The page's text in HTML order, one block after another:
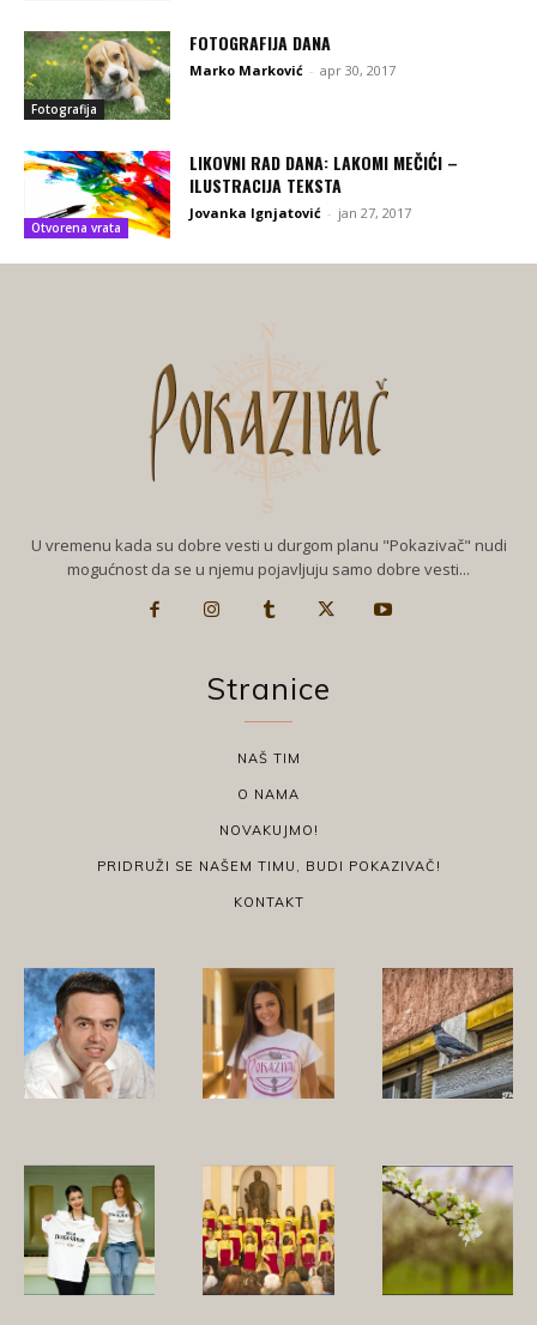
Fotografija
FOTOGRAFIJA DANA
Marko Marković - apr 30, 2017
Otvorena vrata
LIKOVNI RAD DANA: LAKOMI MEČIĆI –
ILUSTRACIJA TEKSTA
Jovanka Ignjatović - jan 27, 2017
U vremenu kada su dobre vesti u durgom planu "Pokazivač" nudi
mogućnost da se u njemu pojavljuju samo dobre vesti...
Stranice
NAŠ TIM
O NAMA
NOVAKUJMO!
PRIDRUŽI SE NAŠEM TIMU, BUDI POKAZIVAČ!
KONTAKT